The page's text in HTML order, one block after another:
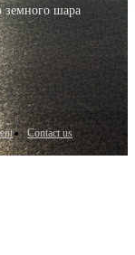
земного шара
Contact us